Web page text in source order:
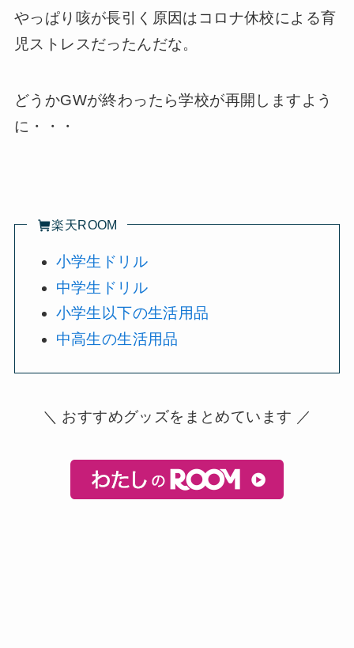
やっぱり咳が長引く原因はコロナ休校による育
児ストレスだったんだな。
どうかGWが終わったら学校が再開しますよう
に・・・
楽天ROOM
小学生ドリル
中学生ドリル
小学生以下の生活用品
中高生の生活用品
＼ おすすめグッズをまとめています ／